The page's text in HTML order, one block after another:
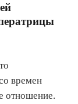
времен
отношение.